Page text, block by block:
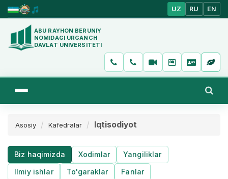
UZ RU EN
ABU RAYHON BERUNIY
NOMIDAGI URGANCH
DAVLAT UNIVERSITETI
Asosiy Kafedralar Iqtisodiyot
Biz haqimizda Xodimlar
Yangiliklar
Ilmiy ishlar
To'garaklar Fanlar